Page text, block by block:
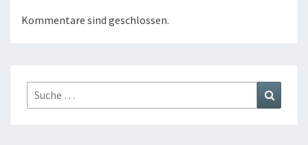
Kommentare sind geschlossen.
Suche
nach: